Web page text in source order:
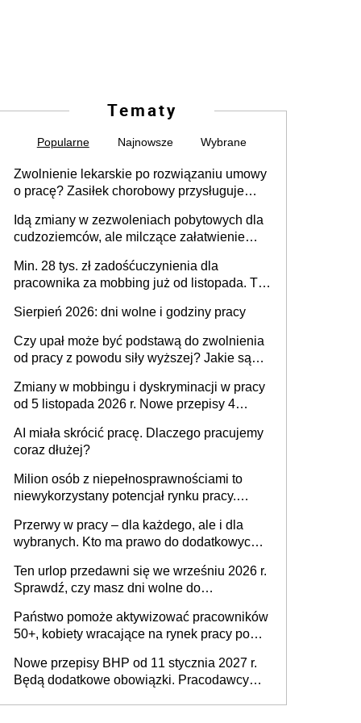
Tematy
Popularne Najnowsze Wybrane
Zwolnienie lekarskie po rozwiązaniu umowy
o pracę? Zasiłek chorobowy przysługuje
dni od ustania stosunku pracy
Idą zmiany w zezwoleniach pobytowych dla
cudzoziemców, ale milczące załatwienie
Min. 28 tys. zł zadośćuczynienia dla
pracownika za mobbing już od listopada. To
zespołu
Sierpień 2026: dni wolne i godziny pracy
Czy upał może być podstawą do zwolnienia
od pracy z powodu siły wyższej? Jakie są
Zmiany w mobbingu i dyskryminacji w pracy
od 5 listopada 2026 r. Nowe przepisy 4
Ustaw
AI miała skrócić pracę. Dlaczego pracujemy
coraz dłużej?
Milion osób z niepełnosprawnościami to
niewykorzystany potencjał rynku pracy.
dofinansowań czy refundacji, ale bariery po
stronie systemu i świadomości
pracodawców [WYWIAD]
Przerwy w pracy – dla każdego, ale i dla
wybranych. Kto ma prawo do dodatkowych
Ten urlop przedawni się we wrześniu 2026 r.
Sprawdź, czy masz dni wolne do
Państwo pomoże aktywizować pracowników
50+, kobiety wracające na rynek pracy po
osoby neuroatypowe. Powstanie Fundusz
na rzecz Inkluzywności w Zatrudnianiu?
Nowe przepisy BHP od 11 stycznia 2027 r.
Będą dodatkowe obowiązki. Pracodawcy